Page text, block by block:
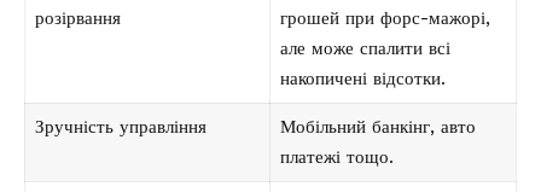
розірвання
грошей при форс-мажорі,
але може спалити всі
накопичені відсотки.
Зручність управління
Мобільний банкінг, авто
платежі тощо.